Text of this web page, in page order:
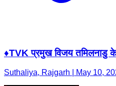
♦️TVK प्रमुख विजय तमिलनाडु
Suthaliya, Rajgarh | May 10,